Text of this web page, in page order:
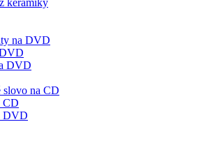
keramiky
na DVD
DVD
slovo na CD
CD
DVD